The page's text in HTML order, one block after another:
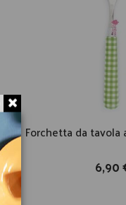
Forchetta da tavola
6,90